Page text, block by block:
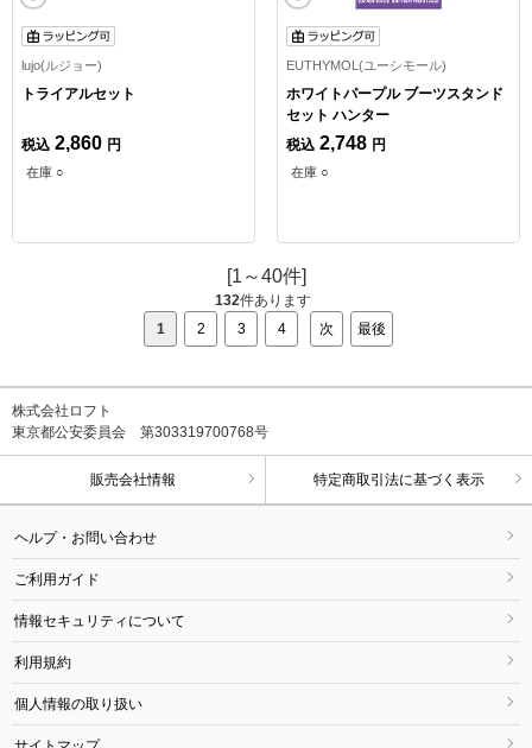
lujo(ルジョー)
トライアルセット
税込 2,860 円
在庫 ○
EUTHYMOL(ユーシモール)
ホワイトパープル ブーツスタンド
セット ハンター
税込 2,748 円
在庫 ○
[1～40件]
132件あります
1
2 3 4 次 最後
株式会社ロフト
東京都公安委員会 第303319700768号
販売会社情報 特定商取引法に基づく表示
ヘルプ・お問い合わせ
ご利用ガイド
情報セキュリティについて
利用規約
個人情報の取り扱い